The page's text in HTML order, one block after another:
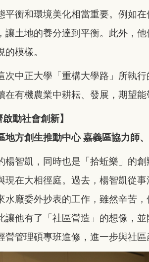
平衡和環境美化相當重要。例如
讓土地的養分達到平衡。此外，
模樣。
次中正大學「重構大學路」所執
有機農業中耕耘、發展，期望能
動社會創新】
方創生推動中心 嘉義區協力師、
楊智凱，同時也是「拾蚯樂」的
現在大相徑庭。過去，楊智凱從
水廠委外抄表的工作，雖然辛苦
讓他有了「社區營造」的想像，
營管理碩專班進修，進一步與社